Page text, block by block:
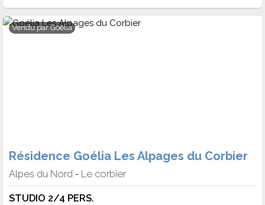
Vendu parGoelia
Résidence Goélia Les Alpages du Corbier
Alpes du Nord - Le corbier
STUDIO 2/4 PERS.